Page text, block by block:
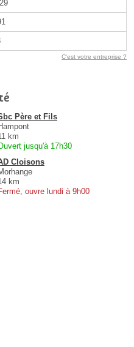
C'est votre entreprise ?
Père et Fils
km
jusqu'à 17h30
Cloisons
km
ouvre lundi à 9h00